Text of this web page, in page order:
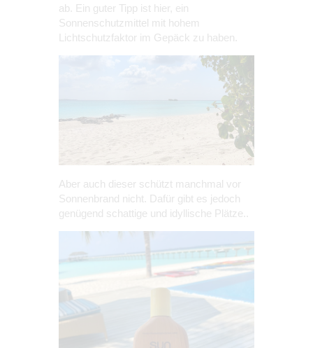
ab. Ein guter Tipp ist hier, ein
Sonnenschutzmittel mit hohem
Lichtschutzfaktor im Gepäck zu haben.
Aber auch dieser schützt manchmal vor
Sonnenbrand nicht. Dafür gibt es jedoch
genügend schattige und idyllische Plätze..